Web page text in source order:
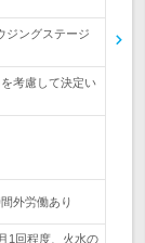
ジングステージ
考慮して決定い
外労働あり
1回程度、火水の